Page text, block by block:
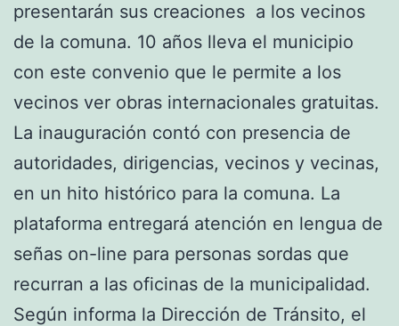
presentarán sus creaciones a los vecinos
de la comuna. 10 años lleva el municipio
con este convenio que le permite a los
vecinos ver obras internacionales gratuitas.
La inauguración contó con presencia de
autoridades, dirigencias, vecinos y vecinas,
en un hito histórico para la comuna. La
plataforma entregará atención en lengua de
señas on-line para personas sordas que
recurran a las oficinas de la municipalidad.
Según informa la Dirección de Tránsito, el